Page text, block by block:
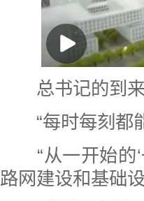
总书记的到来
“每时每刻都能
“从一开始的‘
路网建设和基础